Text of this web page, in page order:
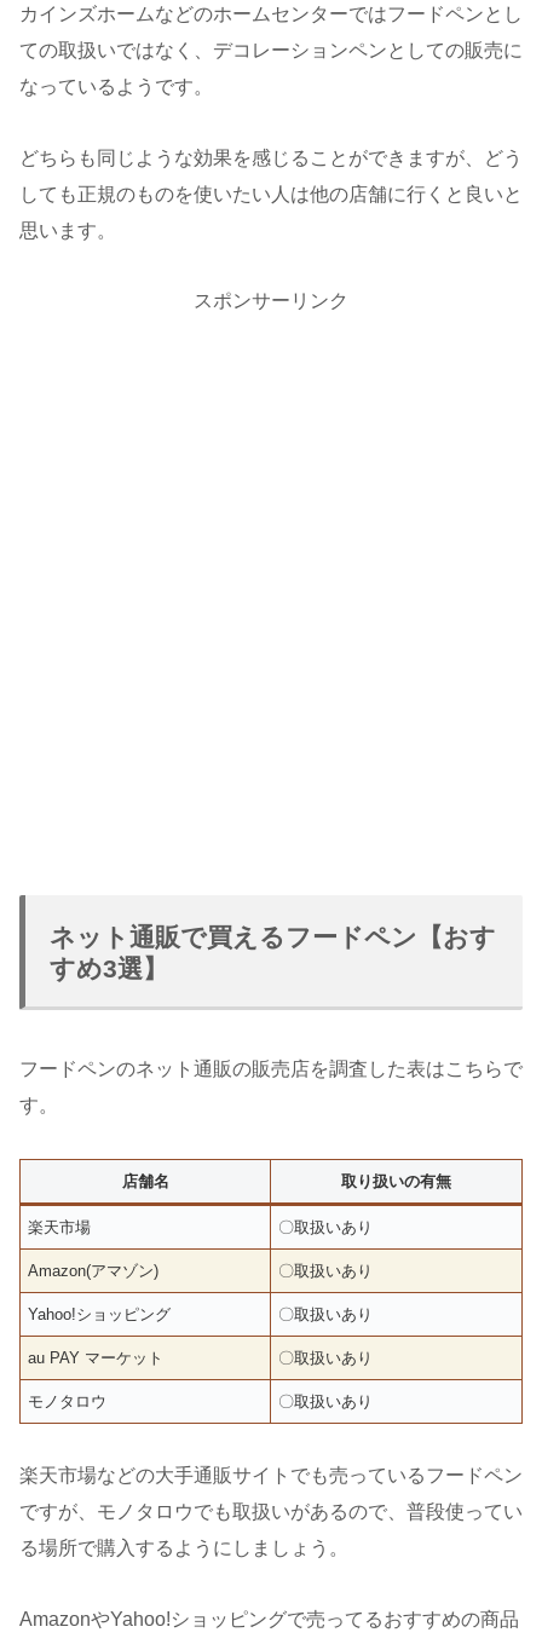
カインズホームなどのホームセンターではフードペンとし
ての取扱いではなく、デコレーションペンとしての販売に
なっているようです。
どちらも同じような効果を感じることができますが、どう
しても正規のものを使いたい人は他の店舗に行くと良いと
思います。
スポンサーリンク
ネット通販で買えるフードペン【おす
すめ3選】
フードペンのネット通販の販売店を調査した表はこちらで
す。
店舗名 取り扱いの有無
楽天市場 〇取扱いあり
Amazon(アマゾン) 〇取扱いあり
Yahoo!ショッピング 〇取扱いあり
au PAY マーケット 〇取扱いあり
モノタロウ 〇取扱いあり
楽天市場などの大手通販サイトでも売っているフードペン
ですが、モノタロウでも取扱いがあるので、普段使ってい
る場所で購入するようにしましょう。
AmazonやYahoo!ショッピングで売ってるおすすめの商品